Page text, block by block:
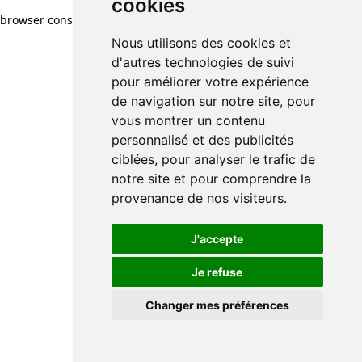
cookies
Nous utilisons des cookies et
d'autres technologies de suivi
pour améliorer votre expérience
de navigation sur notre site, pour
vous montrer un contenu
personnalisé et des publicités
ciblées, pour analyser le trafic de
notre site et pour comprendre la
provenance de nos visiteurs.
J'accepte
Je refuse
Changer mes préférences
browser console for more information)